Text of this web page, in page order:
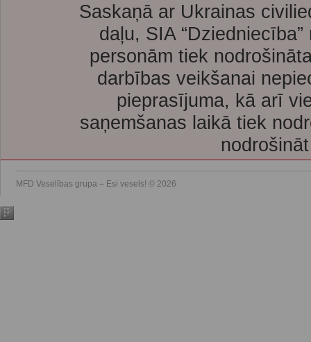
Saskaņā ar Ukrainas
daļu, SIA
personām tiek
darbības veikšanai
pieprasījuma, kā arī
saņemšanas laikā tiek
MFD Veselības grupa – Esi vesels! © 2026